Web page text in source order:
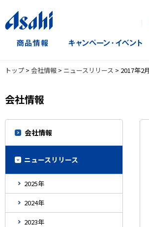
トップ > 会社情報 > ニュースリリース > 2017年2
会社情報
会社情報
ニュースリリース
2025年
2024年
2023年